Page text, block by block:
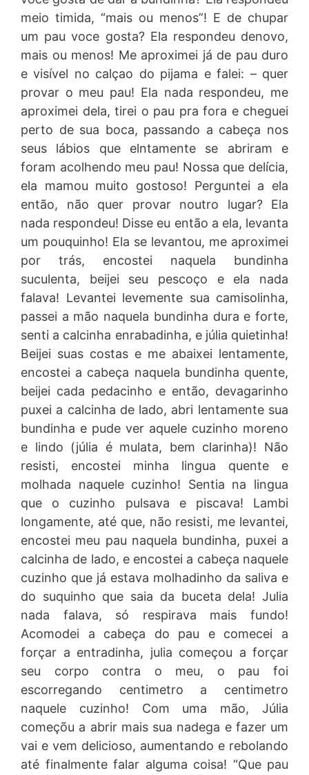
meio timida, “mais ou menos”! E de chupar
um pau voce gosta? Ela respondeu denovo,
mais ou menos! Me aproximei já de pau duro
e visível no calçao do pijama e falei: – quer
provar o meu pau! Ela nada respondeu, me
aproximei dela, tirei o pau pra fora e cheguei
perto de sua boca, passando a cabeça nos
seus lábios que elntamente se abriram e
foram acolhendo meu pau! Nossa que delícia,
ela mamou muito gostoso! Perguntei a ela
então, não quer provar noutro lugar? Ela
nada respondeu! Disse eu então a ela, levanta
um pouquinho! Ela se levantou, me aproximei
por trás, encostei naquela bundinha
suculenta, beijei seu pescoço e ela nada
falava! Levantei levemente sua camisolinha,
passei a mão naquela bundinha dura e forte,
senti a calcinha enrabadinha, e júlia quietinha!
Beijei suas costas e me abaixei lentamente,
encostei a cabeça naquela bundinha quente,
beijei cada pedacinho e então, devagarinho
puxei a calcinha de lado, abri lentamente sua
bundinha e pude ver aquele cuzinho moreno
e lindo (júlia é mulata, bem clarinha)! Não
resisti, encostei minha lingua quente e
molhada naquele cuzinho! Sentia na lingua
que o cuzinho pulsava e piscava! Lambi
longamente, até que, não resisti, me levantei,
encostei meu pau naquela bundinha, puxei a
calcinha de lado, e encostei a cabeça naquele
cuzinho que já estava molhadinho da saliva e
do suquinho que saia da buceta dela! Julia
nada falava, só respirava mais fundo!
Acomodei a cabeça do pau e comecei a
forçar a entradinha, julia começou a forçar
seu corpo contra o meu, o pau foi
escorregando centimetro a centimetro
naquele cuzinho! Com uma mão, Júlia
começõu a abrir mais sua nadega e fazer um
vai e vem delicioso, aumentando e rebolando
até finalmente falar alguma coisa! “Que pau